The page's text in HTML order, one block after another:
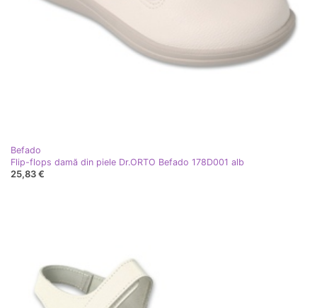
Befado
Flip-flops damă din piele Dr.ORTO Befado 178D001 alb
25,83 €